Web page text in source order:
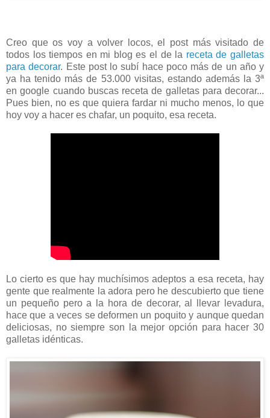
Creo que os voy a volver locos, el post más visitado de
todos los tiempos en mi blog es el de la receta de galletas
para decorar. Este post lo subí hace poco más de un año y
ya ha tenido más de 53.000 visitas, estando además la 3ª
en google cuando buscas receta de galletas para decorar...
Pues bien, no es que quiera fardar ni mucho menos, lo que
hoy voy a hacer es chafar, un poquito, esa receta.
Lo cierto es que hay muchísimos adeptos a esa receta, hay
gente que realmente la adora pero he descubierto que tiene
un pequeño pero a la hora de decorar, al llevar levadura,
hace que a veces se deformen un poquito y aunque quedan
deliciosas, no siempre son la mejor opción para hacer 30
galletas idénticas.